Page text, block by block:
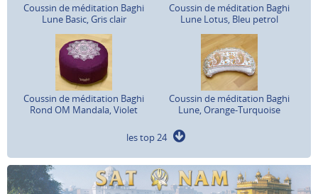
Coussin de méditation Baghi
Lune Basic, Gris clair
Coussin de méditation Baghi
Lune Lotus, Bleu petrol
Coussin de méditation Baghi
Rond OM Mandala, Violet
Coussin de méditation Baghi
Lune, Orange-Turquoise
les top 24